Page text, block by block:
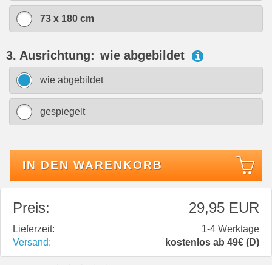
73 x 180 cm
3. Ausrichtung: wie abgebildet i
wie abgebildet
gespiegelt
IN DEN WARENKORB
Preis: 29,95 EUR
Lieferzeit:
1-4 Werktage
Versand:
kostenlos ab 49€ (D)